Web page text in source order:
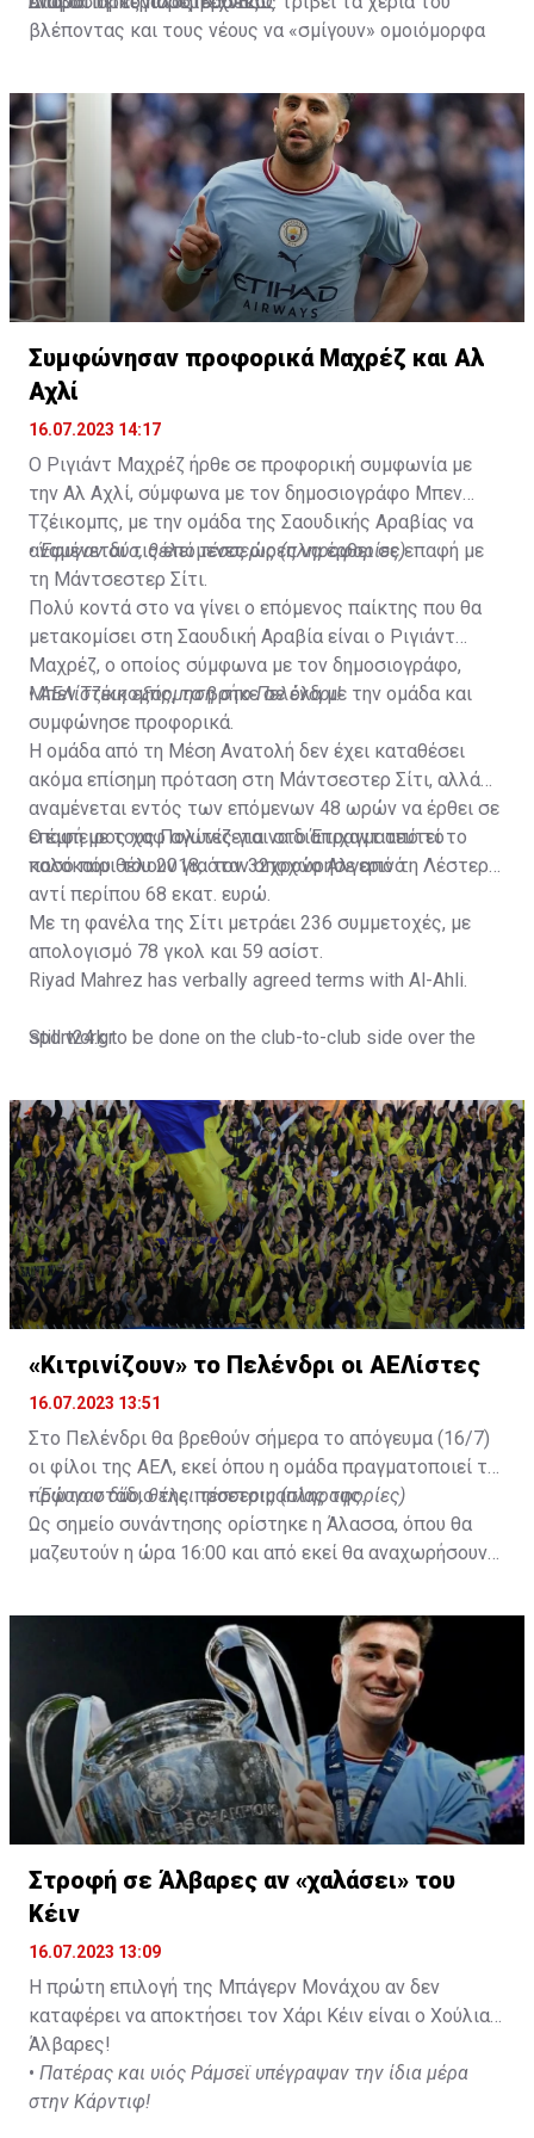
βλέποντας και τους νέους να «σμίγουν» ομοιόμορφα
Συμφώνησαν προφορικά Μαχρέζ και Αλ
Αχλί
16.07.2023 14:17
Ο Ριγιάντ Μαχρέζ ήρθε σε προφορική συμφωνία με
την Αλ Αχλί, σύμφωνα με τον δημοσιογράφο Μπεν
Τζέικομπς, με την ομάδα της Σαουδικής Αραβίας να
αναμένεται τις επόμενες ώρες να έρθει σε επαφή με
τη Μάντσεστερ Σίτι.
•Έφυγαν δύο, θέλει τέσσερις (πληροφορίες)
Πολύ κοντά στο να γίνει ο επόμενος παίκτης που θα
μετακομίσει στη Σαουδική Αραβία είναι ο Ριγιάντ
Μαχρέζ, ο οποίος σύμφωνα με τον δημοσιογράφο,
Μπεν Τζέικομπς, τα βρήκε σε όλα με την ομάδα και
συμφώνησε προφορικά.
•ΑΕΛίστικη εξόρμηση στο Πελένδρι!
Η ομάδα από τη Μέση Ανατολή δεν έχει καταθέσει
ακόμα επίσημη πρόταση στη Μάντσεστερ Σίτι, αλλά
αναμένεται εντός των επόμενων 48 ωρών να έρθει σε
επαφή με τους Πολίτες για να διαπραγματευτεί το
ποσό που θέλουν για τον 32χρονο Αλγερινό.
Ο έμπειρος χαφ αγωνίζεται στο Έτιχαντ από το
καλοκαίρι του 2018, όταν αποχώρησε από τη Λέστερ
αντί περίπου 68 εκατ. ευρώ.
Με τη φανέλα της Σίτι μετράει 236 συμμετοχές, με
απολογισμό 78 γκολ και 59 ασίστ.
Riyad Mahrez has verbally agreed terms with Al-Ahli.
Still work to be done on the club-to-club side over the
Not a done deal yet, but Mahrez is keen on the move and
Al-Ahli hope to move fast.🇸🇦
pic.twitter.com/Z0SmniQXIP
— Ben Jacobs (@JacobsBen)July 15, 2023
sport24.gr
«Κιτρινίζουν» το Πελένδρι οι ΑΕΛίστες
16.07.2023 13:51
Στο Πελένδρι θα βρεθούν σήμερα το απόγευμα (16/7)
οι φίλοι της ΑΕΛ, εκεί όπου η ομάδα πραγματοποιεί το
πρώτο στάδιο της προετοιμασίας της.
•Έφυγαν δύο, θέλει τέσσερις (πληροφορίες)
Ως σημείο συνάντησης ορίστηκε η Άλασσα, όπου θα
μαζευτούν η ώρα 16:00 και από εκεί θα αναχωρήσουν
δώοσυν το παρών τους στην απογευματινή προπόνηση
Στροφή σε Άλβαρες αν «χαλάσει» του
Κέιν
16.07.2023 13:09
Η πρώτη επιλογή της Μπάγερν Μονάχου αν δεν
καταφέρει να αποκτήσει τον Χάρι Κέιν είναι ο Χούλιαν
Άλβαρες!
• Πατέρας και υιός Ράμσεϊ υπέγραψαν την ίδια μέρα
στην Κάρντιφ!